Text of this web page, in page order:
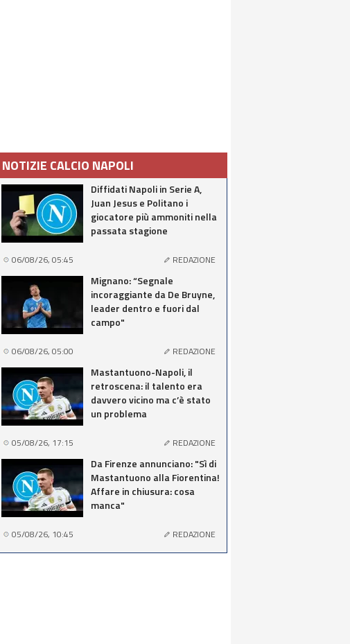
NOTIZIE CALCIO NAPOLI
Diffidati Napoli in Serie A,
Juan Jesus e Politano i
giocatore più ammoniti nella
passata stagione
06/08/26, 05:45 REDAZIONE
Mignano: “Segnale
incoraggiante da De Bruyne,
leader dentro e fuori dal
campo"
06/08/26, 05:00 REDAZIONE
Mastantuono-Napoli, il
retroscena: il talento era
davvero vicino ma c’è stato
un problema
05/08/26, 17:15 REDAZIONE
Da Firenze annunciano: "Sì di
Mastantuono alla Fiorentina!
Affare in chiusura: cosa
manca"
05/08/26, 10:45 REDAZIONE